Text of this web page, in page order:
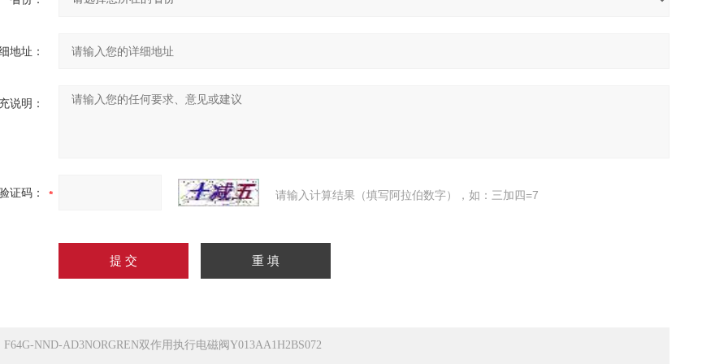
地址：
说明：
证码： 请输入计算结果（填写阿拉伯数字），如：三加四=7
F64G-NND-AD3NORGREN双作用执行电磁阀Y013AA1H2BS072